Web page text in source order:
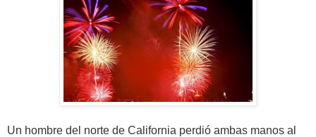
Un hombre del norte de California perdió ambas manos al